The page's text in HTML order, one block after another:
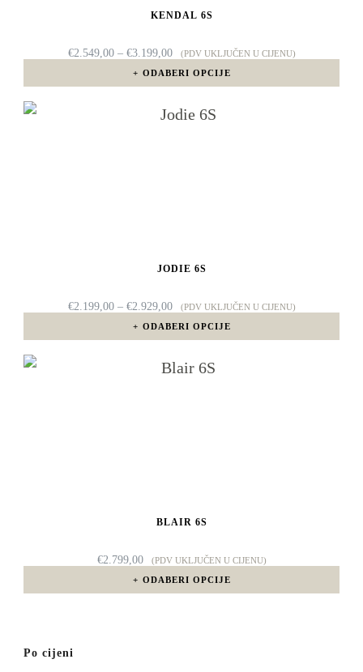
KENDAL 6S
€2.549,00 – €3.199,00RASPON
OD
€2.549,00
€3.199,00
(PDV UKLJUČEN U CIJENU)
ODABERI OPCIJE
na
JODIE 6S
€2.199,00 – €2.929,00RASPON
OD
€2.199,00
€2.929,00
(PDV UKLJUČEN U CIJENU)
ODABERI OPCIJE
Ovaj
na
BLAIR 6S
€2.799,00
(PDV UKLJUČEN U CIJENU)
ODABERI OPCIJE
Ovaj
proizvoda
Po cijeni